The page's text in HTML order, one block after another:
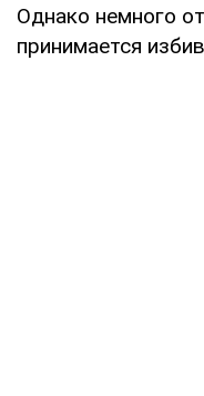
Однако немного
принимается